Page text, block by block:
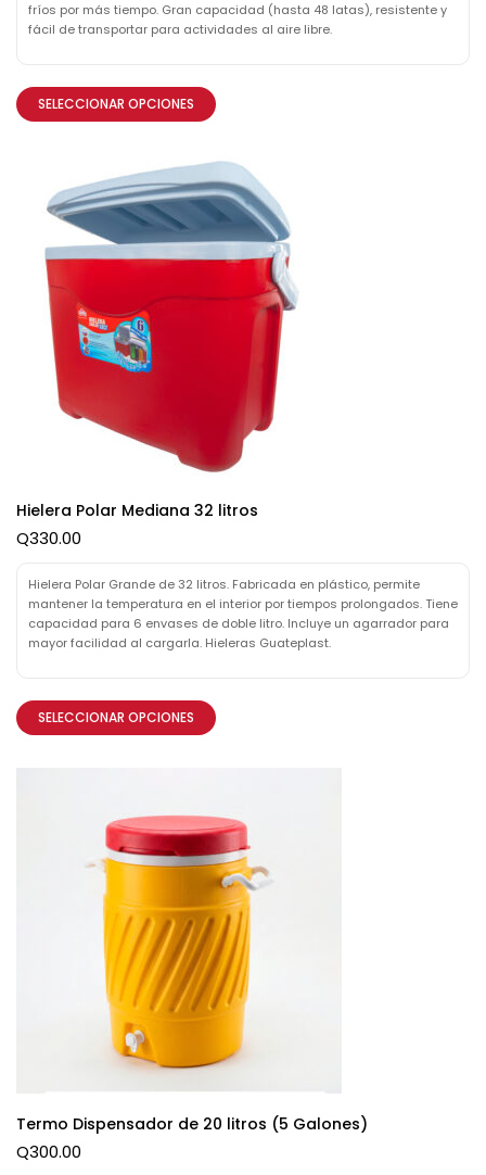
fríos por más tiempo. Gran capacidad (hasta 48 latas), resistente y
fácil de transportar para actividades al aire libre.
SELECCIONAR OPCIONES
Hielera Polar Mediana 32 litros
Q330.00
Hielera Polar Grande de 32 litros. Fabricada en plástico, permite
mantener la temperatura en el interior por tiempos prolongados. Tiene
capacidad para 6 envases de doble litro. Incluye un agarrador para
mayor facilidad al cargarla. Hieleras Guateplast.
SELECCIONAR OPCIONES
Termo Dispensador de 20 litros (5 Galones)
Q300.00